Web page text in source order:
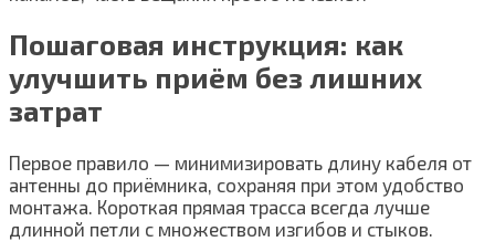
Пошаговая инструкция: как
улучшить приём без лишних
затрат
Первое правило — минимизировать длину кабеля от
антенны до приёмника, сохраняя при этом удобство
монтажа. Короткая прямая трасса всегда лучше
длинной петли с множеством изгибов и стыков.